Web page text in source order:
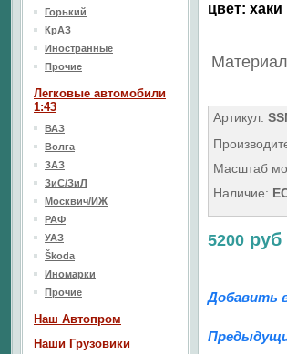
цвет: хаки
Артикул:
Масштаб
Наличие:
5200 руб
Добавить
Горький
КрАЗ
Иностранные
Прочие
Легковые автомобили
1:43
ВАЗ
Волга
ЗАЗ
ЗиС/ЗиЛ
Москвич/ИЖ
РАФ
УАЗ
Škoda
Иномарки
Прочие
Наш Aвтопром
Наши Грузовики